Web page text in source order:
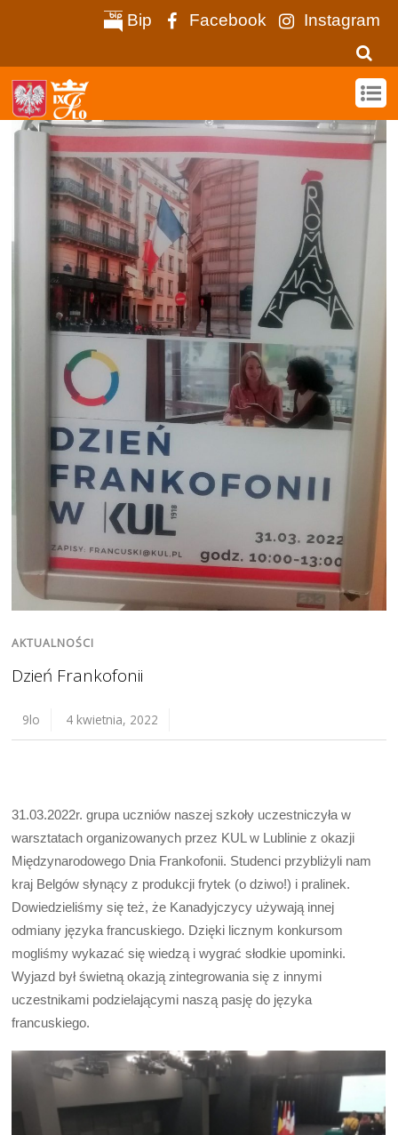
Bip Facebook Instagram
AKTUALNOŚCI
Dzień Frankofonii
9lo 4 kwietnia, 2022
31.03.2022r. grupa uczniów naszej szkoły uczestniczyła w
warsztatach organizowanych przez KUL w Lublinie z okazji
Międzynarodowego Dnia Frankofonii. Studenci przybliżyli nam
kraj Belgów słynący z produkcji frytek (o dziwo!) i pralinek.
Dowiedzieliśmy się też, że Kanadyjczycy używają innej
odmiany języka francuskiego. Dzięki licznym konkursom
mogliśmy wykazać się wiedzą i wygrać słodkie upominki.
Wyjazd był świetną okazją zintegrowania się z innymi
uczestnikami podzielającymi naszą pasję do języka
francuskiego.